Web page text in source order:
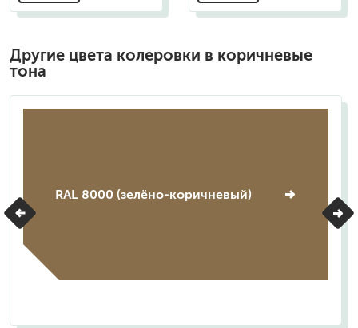
Другие цвета колеровки в коричневые
тона
RAL 8000 (зелёно-коричневый)